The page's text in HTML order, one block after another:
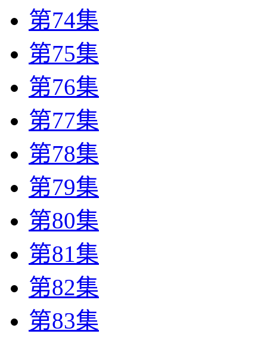
第74集
第75集
第76集
第77集
第78集
第79集
第80集
第81集
第82集
第83集